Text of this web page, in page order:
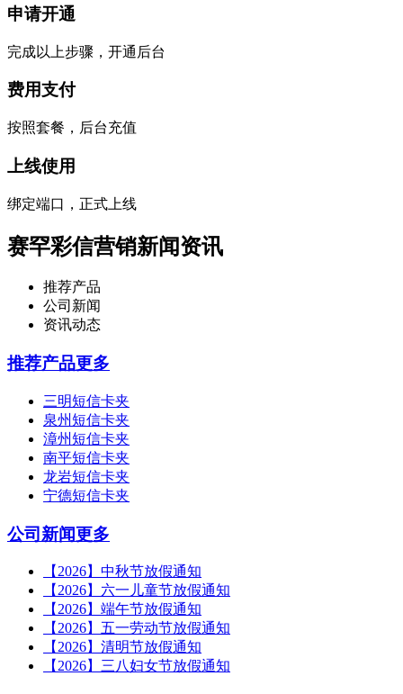
申请开通
完成以上步骤，开通后台
费用支付
按照套餐，后台充值
上线使用
绑定端口，正式上线
赛罕彩信营销新闻资讯
推荐产品
公司新闻
资讯动态
推荐产品更多
三明短信卡夹
泉州短信卡夹
漳州短信卡夹
南平短信卡夹
龙岩短信卡夹
宁德短信卡夹
公司新闻更多
【2026】中秋节放假通知
【2026】六一儿童节放假通知
【2026】端午节放假通知
【2026】五一劳动节放假通知
【2026】清明节放假通知
【2026】三八妇女节放假通知